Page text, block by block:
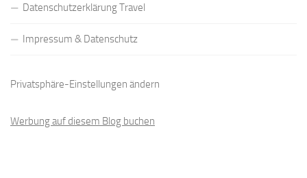
Datenschutzerklärung Travel
Impressum & Datenschutz
Privatsphäre-Einstellungen ändern
Werbung auf diesem Blog buchen